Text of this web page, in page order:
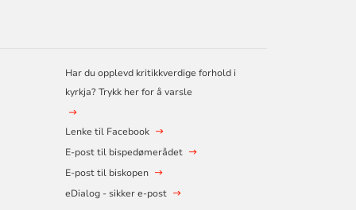
Har du opplevd kritikkverdige forhold i
kyrkja? Trykk her for å varsle
Lenke til Facebook
E-post til bispedømerådet
E-post til biskopen
eDialog - sikker e-post